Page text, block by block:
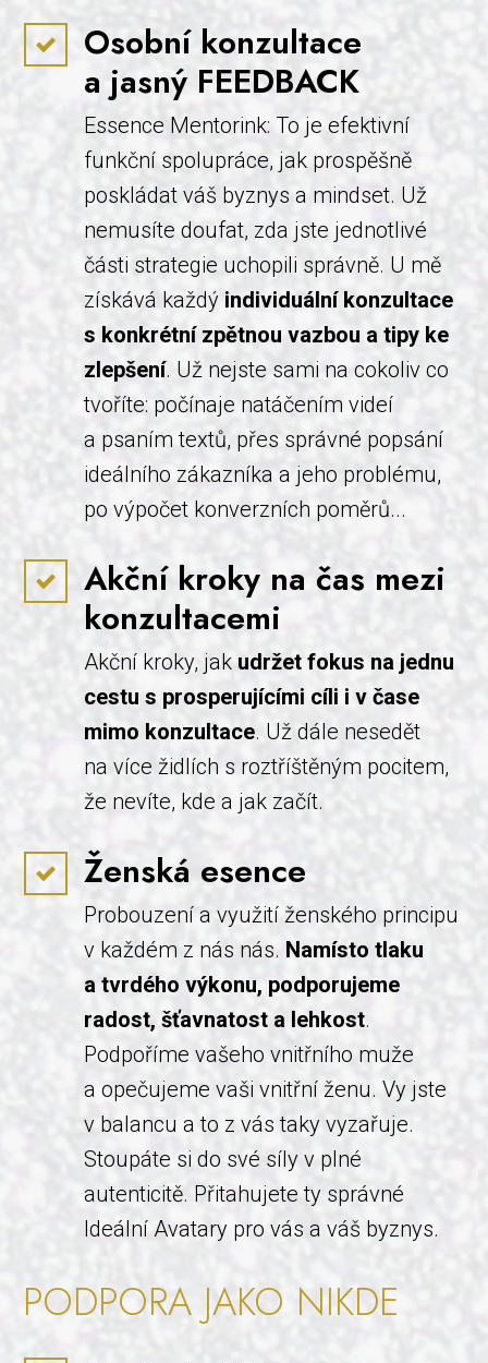
Osobní konzultace
a jasný FEEDBACK
Essence Mentorink: To je efektivní
funkční spolupráce, jak prospěšně
poskládat váš byznys a mindset. Už
nemusíte doufat, zda jste jednotlivé
části strategie uchopili správně. U mě
získává každý individuální konzultace
s konkrétní zpětnou vazbou a tipy ke
zlepšení. Už nejste sami na cokoliv co
tvoříte: počínaje natáčením videí
a psaním textů, přes správné popsání
ideálního zákazníka a jeho problému,
po výpočet konverzních poměrů...
Akční kroky na čas mezi
konzultacemi
Akční kroky, jak udržet fokus na jednu
cestu s prosperujícími cíli i v čase
mimo konzultace. Už dále nesedět
na více židlích s roztříštěným pocitem,
že nevíte, kde a jak začít.
Ženská esence
Probouzení a využití ženského principu
v každém z nás nás. Namísto tlaku
a tvrdého výkonu, podporujeme
radost, šťavnatost a lehkost.
Podpoříme vašeho vnitřního muže
a opečujeme vaši vnitřní ženu. Vy jste
v balancu a to z vás taky vyzařuje.
Stoupáte si do své síly v plné
autenticitě. Přitahujete ty správné
Ideální Avatary pro vás a váš byznys.
PODPORA JAKO NIKDE